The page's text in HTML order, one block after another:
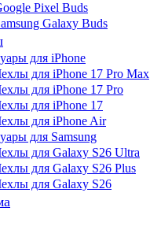
Pixel Buds
Galaxy Buds
для iPhone
для iPhone 17 Pro Max
для iPhone 17 Pro
для iPhone 17
для iPhone Air
для Samsung
для Galaxy S26 Ultra
для Galaxy S26 Plus
для Galaxy S26